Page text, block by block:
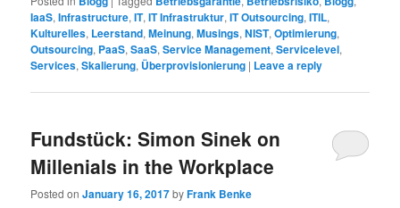
IaaS,Infrastructure,IT,IT Infrastruktur,IT Outsourcing,ITIL,
Kulturelles, Leerstand,Meinung,Musings,NIST,Optimierung,
Outsourcing, PaaS,SaaS,Service Management,Servicelevel,
Services,Skalierung, Überprovisionierung | Leave a reply
Fundstück: Simon Sinek on
Millenials in the Workplace
Posted onJanuary 16, 2017byFrank Benke